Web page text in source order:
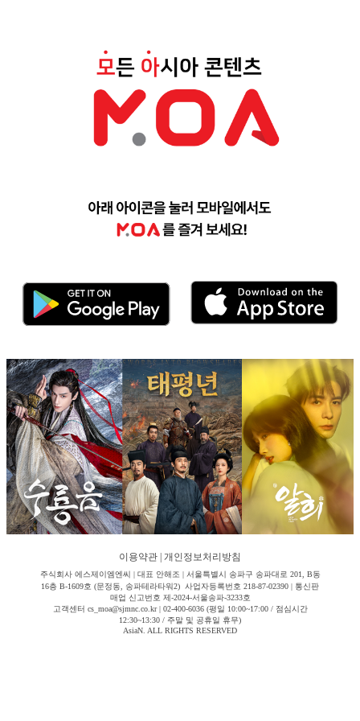
이용약관 개인정보처리방침
주식회사 에스제이엠엔씨 | 대표 안해조 | 서울특별시 송파구 송파대로 201, B동
16층 B-1609호 (문정동, 송파테라타워2) 사업자등록번호 218-87-02390 | 통신판
매업 신고번호 제-2024-서울송파-3233호
고객센터 cs_moa@sjmnc.co.kr | 02-400-6036 (평일 10:00~17:00 / 점심시간
12:30~13:30 / 주말 및 공휴일 휴무)
AsiaN. ALL RIGHTS RESERVED